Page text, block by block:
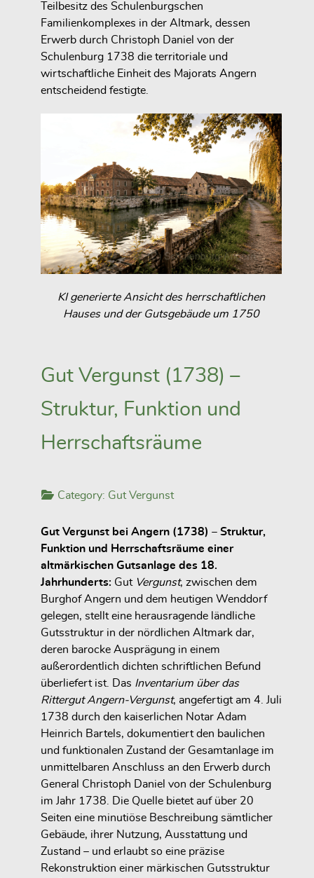
Teilbesitz des Schulenburgschen
Familienkomplexes in der Altmark, dessen
Erwerb durch Christoph Daniel von der
Schulenburg 1738 die territoriale und
wirtschaftliche Einheit des Majorats Angern
entscheidend festigte.
KI generierte Ansicht des herrschaftlichen
Hauses und der Gutsgebäude um 1750
Gut Vergunst (1738) –
Struktur, Funktion und
Herrschaftsräume
Category: Gut Vergunst
Gut Vergunst bei Angern (1738) – Struktur,
Funktion und Herrschaftsräume einer
altmärkischen Gutsanlage des 18.
Jahrhunderts: Gut Vergunst, zwischen dem
Burghof Angern und dem heutigen Wenddorf
gelegen, stellt eine herausragende ländliche
Gutsstruktur in der nördlichen Altmark dar,
deren barocke Ausprägung in einem
außerordentlich dichten schriftlichen Befund
überliefert ist. Das Inventarium über das
Rittergut Angern-Vergunst, angefertigt am 4. Juli
1738 durch den kaiserlichen Notar Adam
Heinrich Bartels, dokumentiert den baulichen
und funktionalen Zustand der Gesamtanlage im
unmittelbaren Anschluss an den Erwerb durch
General Christoph Daniel von der Schulenburg
im Jahr 1738. Die Quelle bietet auf über 20
Seiten eine minutiöse Beschreibung sämtlicher
Gebäude, ihrer Nutzung, Ausstattung und
Zustand – und erlaubt so eine präzise
Rekonstruktion einer märkischen Gutsstruktur